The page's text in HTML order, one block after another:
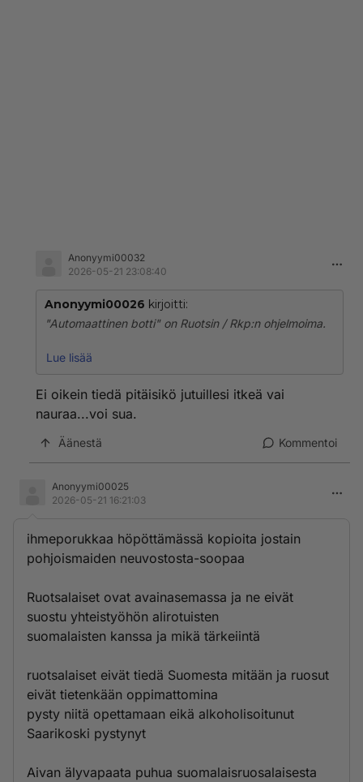
Anonyymi00032
2026-05-21 23:08:40
Anonyymi00026 kirjoitti:
"Automaattinen botti" on Ruotsin / Rkp:n ohjelmoima.
Paljon pahempaa ja asiattomampaakin tekstiä saa
venäläisistä.
Ruotsin nukkehallitsija, ruotsalainen Stubb, ei ole
sanallakaan tuominnut Ukrainan Karjalan tadavallan,
Inkerin, Baltian kuin Suomenkaan vastaisia drooni-
kuningashuoneen tukemia,
Lue lisää
Ei oikein tiedä pitäisikö jutuillesi itkeä vai
nauraa...voi sua.
Äänestä Kommentoi
Anonyymi00025
2026-05-21 16:21:03
ihmeporukkaa höpöttämässä kopioita jostain
pohjoismaiden neuvostosta-soopaa
Ruotsalaiset ovat avainasemassa ja ne eivät
suostu yhteistyöhön alirotuisten
suomalaisten kanssa ja mikä tärkeiintä
ruotsalaiset eivät tiedä Suomesta mitään ja ruosut
eivät tietenkään oppimattomina
pysty niitä opettamaan eikä alkoholisoitunut
Saarikoski pystynyt
Aivan älyvapaata puhua suomalaisruosalaisesta